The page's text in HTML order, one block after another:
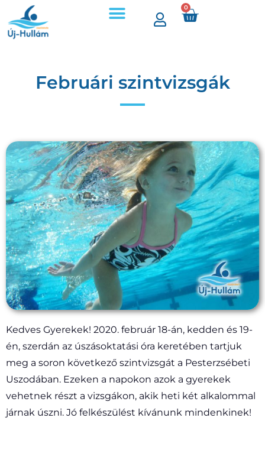
0
Februári szintvizsgák
Kedves Gyerekek! 2020. február 18-án, kedden és 19-
én, szerdán az úszásoktatási óra keretében tartjuk
meg a soron következő szintvizsgát a Pesterzsébeti
Uszodában. Ezeken a napokon azok a gyerekek
vehetnek részt a vizsgákon, akik heti két alkalommal
járnak úszni. Jó felkészülést kívánunk mindenkinek!